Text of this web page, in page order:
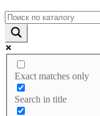
Exact matches only
Search in title